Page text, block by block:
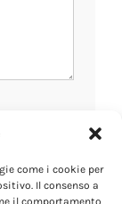
come i cookie per
Il consenso a
il comportamento